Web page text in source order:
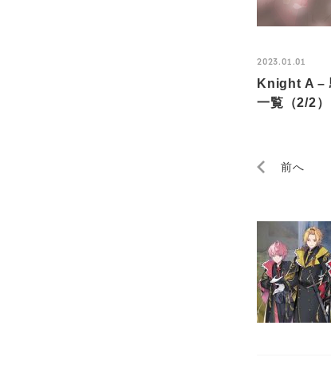
2023.01.01
Knight A –
一覧（2/2）
前へ